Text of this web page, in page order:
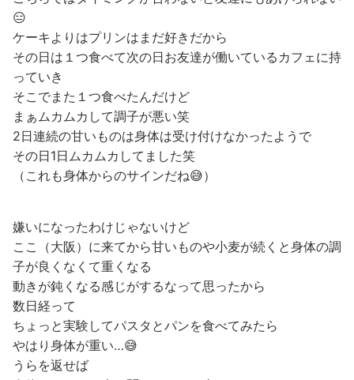
😑
ケーキよりはプリンはまだ好きだから
その日は１つ食べて次の日お友達が働いているカフェに持
っていき
そこでまた１つ食べたんだけど
まぁムカムカして調子が悪い笑
2日連続の甘いものは身体は受け付けなかったようで
その日1日ムカムカしてました笑
（これも身体からのサインだね😅）
嫌いになったわけじゃないけど
ここ（大阪）に来てから甘いものや小麦が続くと身体の調
子が良くなくて重くなる
動きが鈍くなる感じがするなって思ったから
数日経って
ちょっと実験してパスタとパンを食べてみたら
やはり身体が重い…😅
うらを返せば